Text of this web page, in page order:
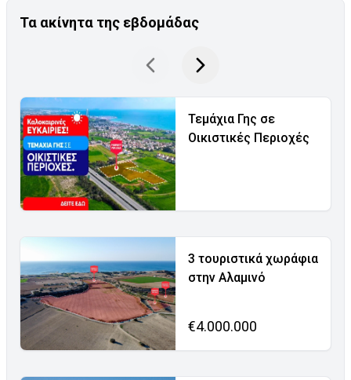
Τα ακίνητα της εβδομάδας
Τεμάχια Γης σε
Οικιστικές Περιοχές
3 τουριστικά χωράφια
στην Αλαμινό
€4.000.000